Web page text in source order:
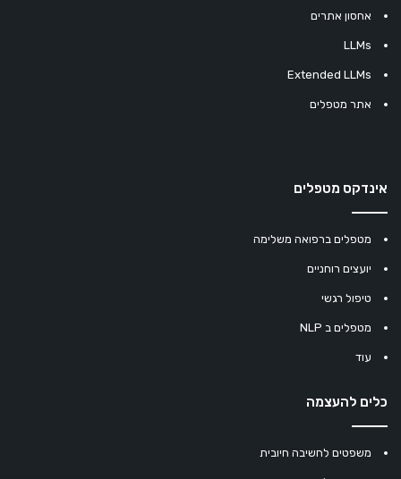
אחסון אתרים
LLMs
Extended LLMs
אתר מטפלים
אינדקס מטפלים
מטפלים ברפואה משלימה
יועצים רוחניים
טיפול רגשי
מטפלים ב NLP
עוד
כלים להעצמה
משפטים לחשיבה חיובית